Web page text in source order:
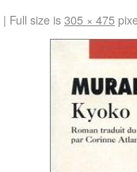
| Full size is305 × 475